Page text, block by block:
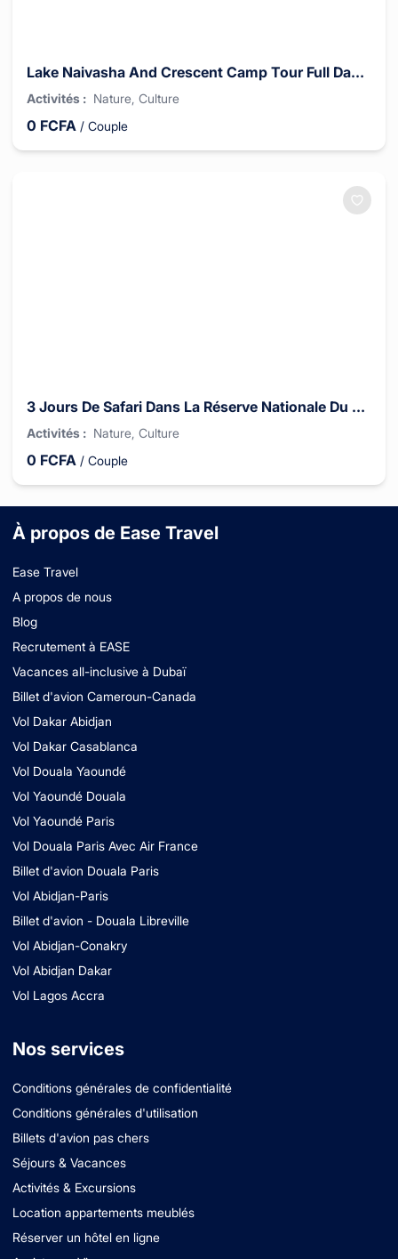
Lake Naivasha And Crescent Camp Tour Full Day Excursion 2 Hours Drive
Activités : Nature , Culture
0 FCFA / Couple
3 Jours De Safari Dans La Réserve Nationale Du Masai Mara
Activités : Nature , Culture
0 FCFA / Couple
À propos de Ease Travel
Ease Travel
A propos de nous
Blog
Recrutement à EASE
Vacances all-inclusive à Dubaï
Billet d'avion Cameroun-Canada
Vol Dakar Abidjan
Vol Dakar Casablanca
Vol Douala Yaoundé
Vol Yaoundé Douala
Vol Yaoundé Paris
Vol Douala Paris Avec Air France
Billet d'avion Douala Paris
Vol Abidjan-Paris
Billet d'avion - Douala Libreville
Vol Abidjan-Conakry
Vol Abidjan Dakar
Vol Lagos Accra
Nos services
Conditions générales de confidentialité
Conditions générales d'utilisation
Billets d'avion pas chers
Séjours & Vacances
Activités & Excursions
Location appartements meublés
Réserver un hôtel en ligne